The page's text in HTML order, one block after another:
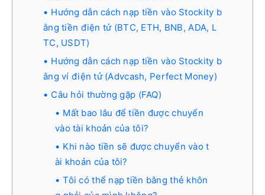
Hướng dẫn cách nạp tiền vào Stockity b
ằng tiền điện tử (BTC, ETH, BNB, ADA, L
TC, USDT)
Hướng dẫn cách nạp tiền vào Stockity b
ằng ví điện tử (Advcash, Perfect Money)
Câu hỏi thường gặp (FAQ)
Mất bao lâu để tiền được chuyển
vào tài khoản của tôi?
Khi nào tiền sẽ được chuyển vào t
ài khoản của tôi?
Tôi có thể nạp tiền bằng thẻ khôn